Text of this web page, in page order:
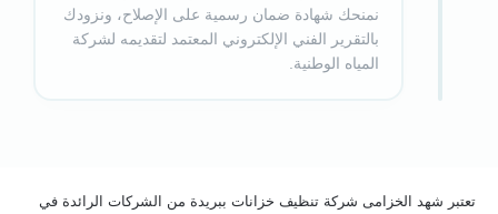
نمنحك شهادة ضمان رسمية على الإصلاح، ونزودك
بالتقرير الفني الإلكتروني المعتمد لتقديمه لشركة
المياه الوطنية.
تعتبر شهد الخزامى شركة تنظيف خزانات ببريدة من الشركات الرائدة في